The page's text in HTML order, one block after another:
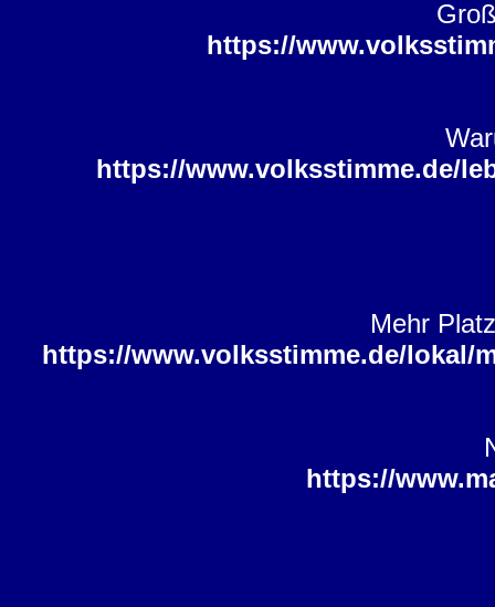
https://
https://www.volksstimme.de/
Mehr
https://www.volksstimme.de/lokal/
https://